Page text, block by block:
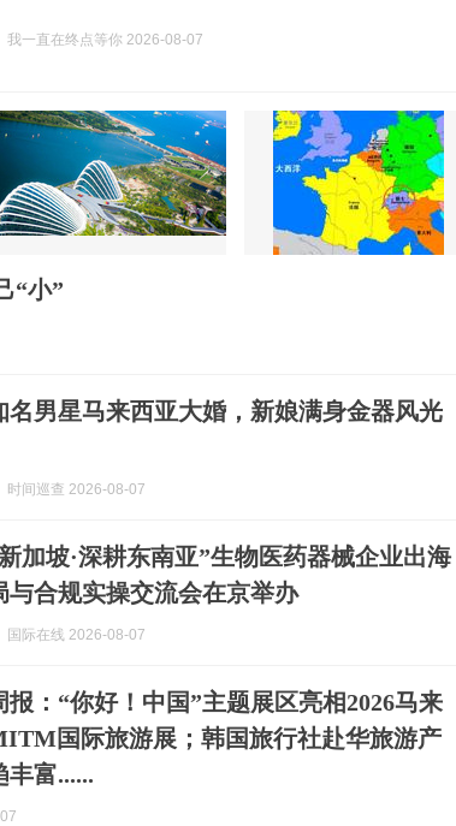
我一直在终点等你 2026-08-07
“小”
名男星马来西亚大婚，新娘满身金器风光
时间巡查 2026-08-07
加坡·深耕东南亚”生物医药器械企业出海
与合规实操交流会在京举办
国际在线 2026-08-07
报：“你好！中国”主题展区亮相2026马来
国际旅游展；韩国旅行社赴华旅游产
丰富......